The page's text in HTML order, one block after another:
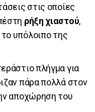
στις οποίες
ρήξη χιαστού,
το υπόλοιπο της
πλήγμα για
πάρα πολλά στον
αποχώρηση του